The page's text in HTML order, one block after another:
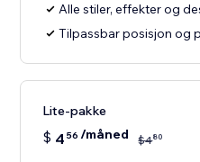
Alle stiler, effekter og
Tilpassbar posisjon og
Lite-pakke
$ 4 56 /måned $480